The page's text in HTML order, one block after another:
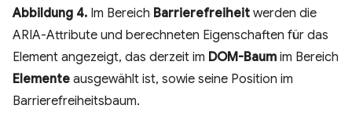
Abbildung 4. Im Bereich Barrierefreiheit werden die
ARIA-Attribute und berechneten Eigenschaften für das
Element angezeigt, das derzeit im DOM-Baum im Bereich
Elemente ausgewählt ist, sowie seine Position im
Barrierefreiheitsbaum.